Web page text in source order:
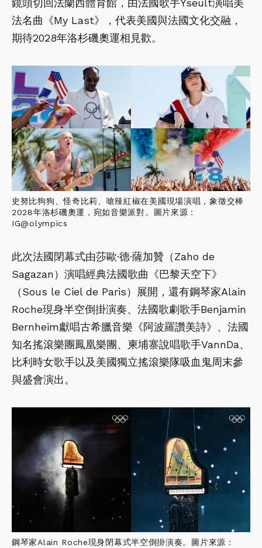
鏡頭切回法蘭西體育館，由法國歌手Yseult演唱美
法名曲《My Last》，代表美國與法國文化交融，
期待2028年洛杉磯奧運相見歡。
史努比狗狗、怪奇比莉、嗆辣紅椒在美國現場演唱，象徵交棒
2028年洛杉磯奧運，宛如音樂派對。圖片來源：
IG@olympics
此次法國閉幕式由莎歐·德·薩加贊（Zaho de
Sagazan）演唱經典法國歌曲《巴黎天空下》
（Sous le Ciel de Paris）展開，還有鋼琴家Alain
Roche現身半空倒掛演奏、法國歌劇歌手Benjamin
Bernheim獻唱古希臘音樂《阿波羅讚美詩》、法國
知名搖滾樂團鳳凰樂團、柬埔寨說唱歌手VannDa、
比利時女歌手以及美國獨立搖滾樂隊吸血鬼周末參
與盛會演出。
鋼琴家Alain Roche現身閉幕式半空倒掛演奏。圖片來源：